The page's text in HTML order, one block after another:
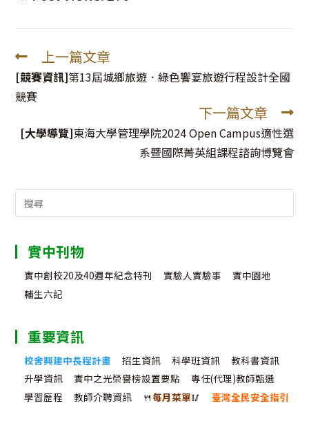
Read
more
articles
上一篇文章
[競賽資訊]第13屆城鄉旅遊．綠色饗宴旅遊行程設計全國
競賽
下一篇文章
[大學導覽]東海大學管理學院2024 Open Campus適性選
系暨國際菁英組課程諮詢博覽會
Search
for:
實中刊物
實中創校20及40週年紀念特刊 實驗人實驗事
實中園地
輔生六記
重要資訊
校舍興建中長程計畫 招生資訊 科學班資訊
教科書資訊
升學資訊
實中之光榮譽榜設置要點
專任(代理)教師甄選
學習歷程
教師介聘資訊 🍴每月菜單🥢 臺灣全民安全指引